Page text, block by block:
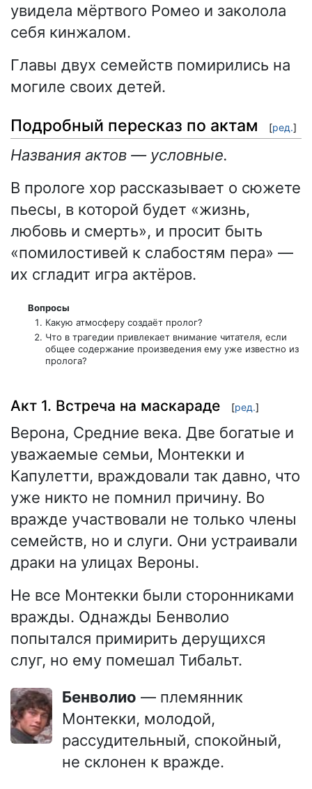
увидела мёртвого Ромео и заколола
себя кинжалом.
Главы двух семейств помирились на
могиле своих детей.
Подробный пересказ по актам [ред.]
Названия актов — условные.
В прологе хор рассказывает о сюжете
пьесы, в которой будет «жизнь,
любовь и смерть», и просит быть
«помилостивей к слабостям пера» —
их сгладит игра актёров.
Вопросы
Какую атмосферу создаёт пролог?
Что в трагедии привлекает внимание читателя, если
общее содержание произведения ему уже известно из
пролога?
Акт 1. Встреча на маскараде [ред.]
Верона, Средние века. Две богатые и
уважаемые семьи, Монтекки и
Капулетти, враждовали так давно, что
уже никто не помнил причину. Во
вражде участвовали не только члены
семейств, но и слуги. Они устраивали
драки на улицах Вероны.
Не все Монтекки были сторонниками
вражды. Однажды Бенволио
попытался примирить дерущихся
слуг, но ему помешал Тибальт.
Бенволио — племянник
Монтекки, молодой,
рассудительный, спокойный,
не склонен к вражде.